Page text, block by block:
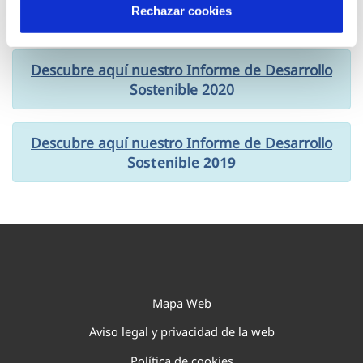
Rechazar cookies
Sostenible 2021
Descubre aquí nuestro Informe de Desarrollo
Sostenible 2020
Descubre aquí nuestro Informe de Desarrollo
Sostenible 2019
Mapa Web
Aviso legal y privacidad de la web